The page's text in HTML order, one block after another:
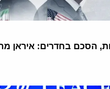
הסכם בחדרים: איראן